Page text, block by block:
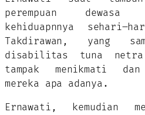
perempuan
kehiduapnnya
Takdirawan, yang
disabilitas tuna netra
tampak menikmati
mereka apa adanya.
Ernawati, kemudian